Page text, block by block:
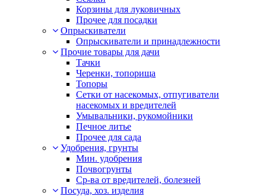
Корзины для луковичных
Прочее для посадки
Опрыскиватели
Опрыскиватели и принадлежности
Прочие товары для дачи
Тачки
Черенки, топорища
Топоры
Сетки от насекомых, отпугиватели
насекомых и вредителей
Умывальники, рукомойники
Печное литье
Прочее для сада
Удобрения, грунты
Мин. удобрения
Почвогрунты
Ср-ва от вредителей, болезней
Посуда, хоз. изделия